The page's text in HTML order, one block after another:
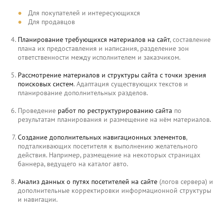
Для покупателей и интересующихся
Для продавцов
Планирование требующихся материалов на сайт, составление
плана их предоставления и написания, разделение зон
ответственности между исполнителем и заказчиком.
Рассмотрение материалов и структуры сайта с точки зрения
поисковых систем. Адаптация существующих текстов и
планирование дополнительных разделов.
Проведение работ по реструктурированию сайта по
результатам планирования и размещение на нём материалов.
Создание дополнительных навигационных элементов,
подталкивающих посетителя к выполнению желательного
действия. Например, размещение на некоторых страницах
баннера, ведущего на каталог авто.
Анализ данных о путях посетителей на сайте (логов сервера) и
дополнительные корректировки информационной структуры
и навигации.